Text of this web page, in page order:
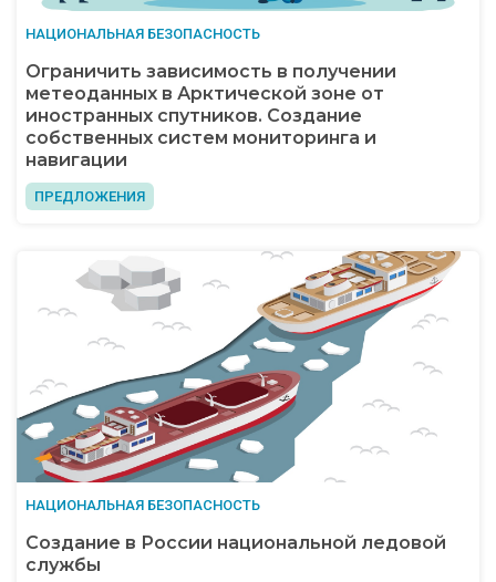
НАЦИОНАЛЬНАЯ БЕЗОПАСНОСТЬ
Ограничить зависимость в получении
метеоданных в Арктической зоне от
иностранных спутников. Создание
собственных систем мониторинга и
навигации
ПРЕДЛОЖЕНИЯ
НАЦИОНАЛЬНАЯ БЕЗОПАСНОСТЬ
Создание в России национальной ледовой
службы